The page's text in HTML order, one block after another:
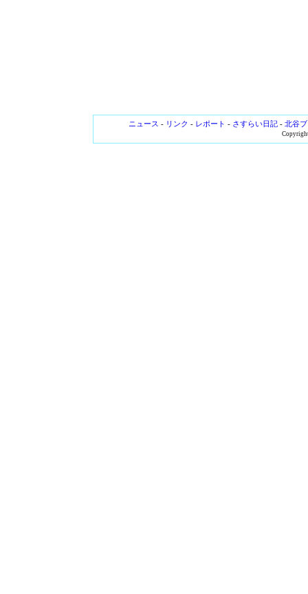
ニュース - リンク - レポート - さすらい日記- 北谷